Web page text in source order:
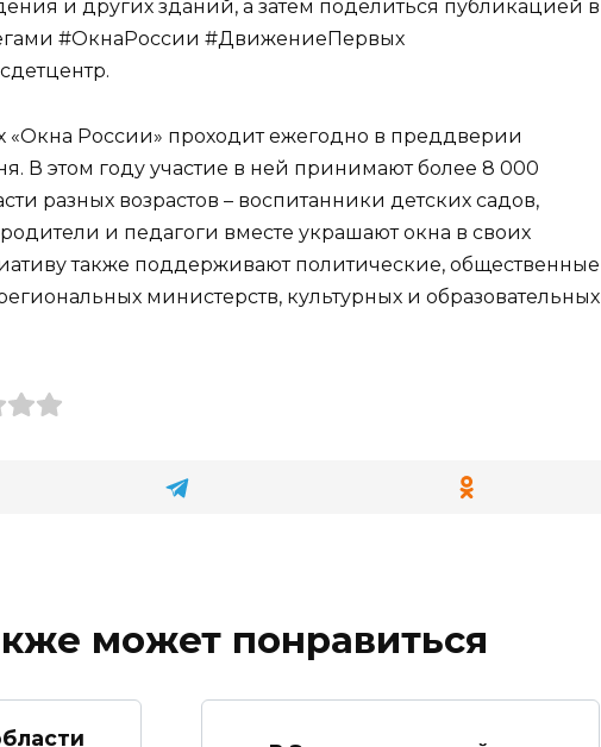
и других зданий, а затем поделиться публикацией в
#ОкнаРоссии #ДвижениеПервых
России» проходит ежегодно в преддверии
В этом году участие в ней принимают более 8 000
разных возрастов – воспитанники детских садов,
и педагоги вместе украшают окна в своих
также поддерживают политические, общественные
министерств, культурных и образовательных
может понравиться